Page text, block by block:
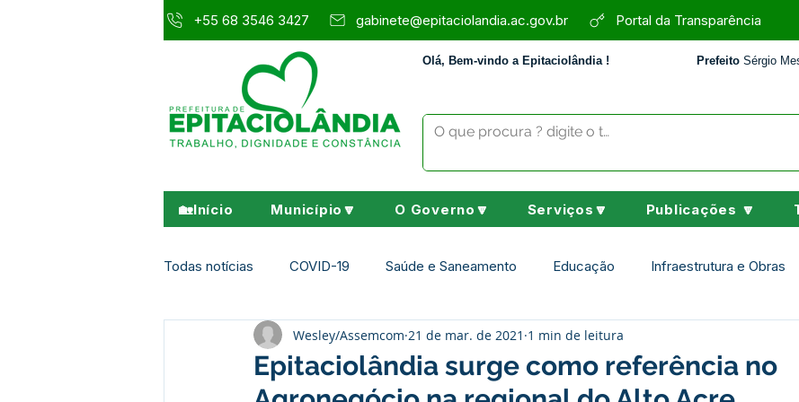
+55 68 3546 3427 gabinete@epitaciolandia.ac.gov.br Portal da Transparência
Olá, Bem-vindo a Epitaciolândia ! Prefeito Sérgio
🏡Início Município🔽 O Governo🔽 Serviços🔽 Publicações 🔽
Todas notícias COVID-19 Saúde e Saneamento Educação Infraestrutura e Obras
Agricultura e Meio Ambiente Assistência Social Desporto Cultura e Lazer
Epitaciolândia surge como referência no
Wesley/Assemcom 21 de mar. de 2021 1 min de leitura